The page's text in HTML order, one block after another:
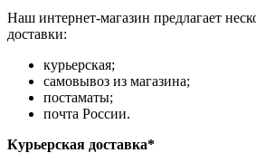
Наш интернет-магазин предлагает
доставки:
курьерская;
самовывоз из магазина;
постаматы;
почта России.
Курьерская доставка*